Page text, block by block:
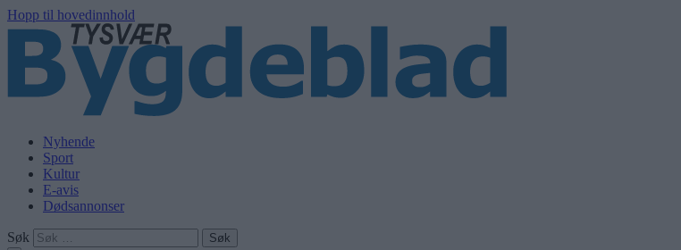
Hopp til hovedinnhold
Nyhende
Sport
Kultur
E-avis
Dødsannonser
Søk